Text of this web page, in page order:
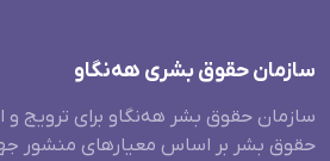
سازمان حقوق بشری هەنگاو
سازمان حقوق بشر هه‌نگاو برای ترویج و
حقوق بشر بر اساس معیارهای منشور